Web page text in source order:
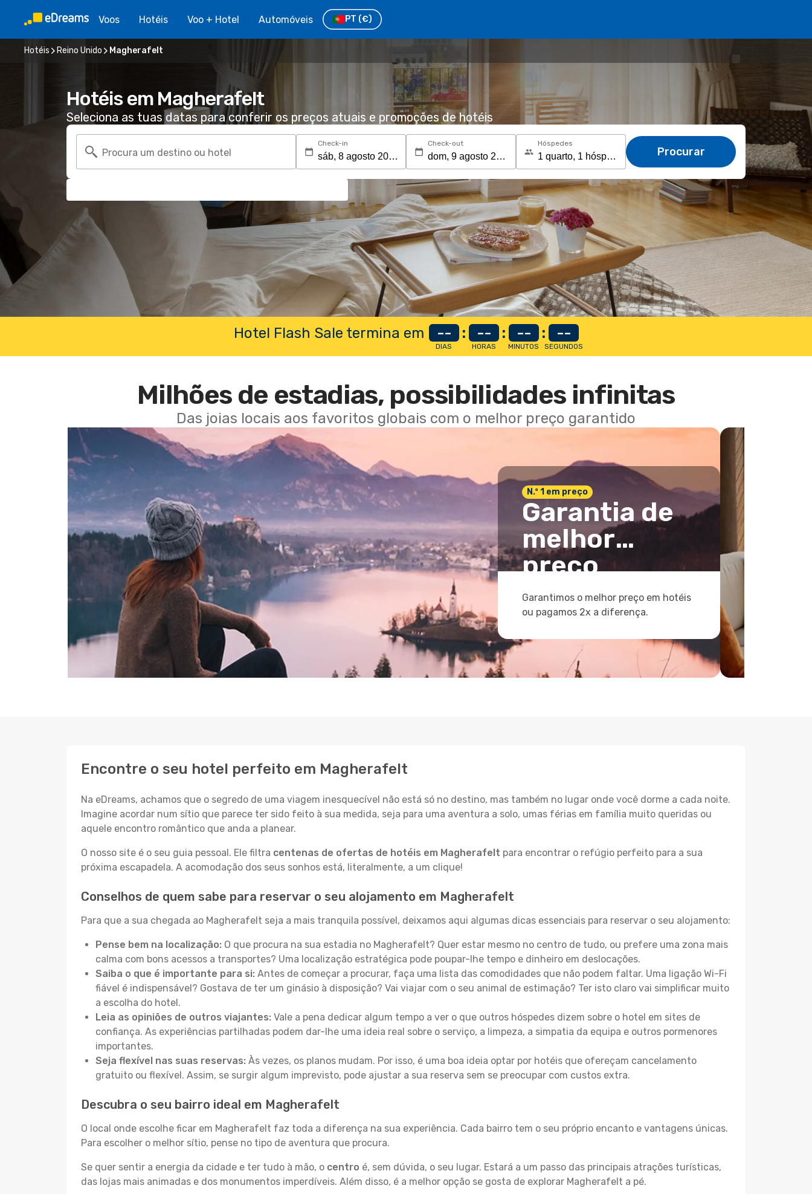
Voos Hotéis Voo + Hotel Automóveis PT (€)
Hotéis Reino Unido Magherafelt
Hotéis em Magherafelt
Seleciona as tuas datas para conferir os preços atuais e promoções de hotéis
Procura um destino ou hotel
Check-in Check-out Hóspedes
Procurar
Hotel Flash Sale termina em --
DIAS
: --
HORAS
: --
MINUTOS
: --
SEGUNDOS
Milhões de estadias, possibilidades infinitas
Das joias locais aos favoritos globais com o melhor preço garantido
N.º 1 em preço
Garantia de
melhor
preço
Garantimos o melhor preço em hotéis
ou pagamos 2x a diferença.
Encontre o seu hotel perfeito em Magherafelt
Na eDreams, achamos que o segredo de uma viagem inesquecível não está só no destino, mas também no lugar onde você dorme a cada noite.
Imagine acordar num sítio que parece ter sido feito à sua medida, seja para uma aventura a solo, umas férias em família muito queridas ou
aquele encontro romântico que anda a planear.
O nosso site é o seu guia pessoal. Ele filtra centenas de ofertas de hotéis em Magherafelt para encontrar o refúgio perfeito para a sua
próxima escapadela. A acomodação dos seus sonhos está, literalmente, a um clique!
Conselhos de quem sabe para reservar o seu alojamento em Magherafelt
Para que a sua chegada ao Magherafelt seja a mais tranquila possível, deixamos aqui algumas dicas essenciais para reservar o seu alojamento:
Pense bem na localização: O que procura na sua estadia no Magherafelt? Quer estar mesmo no centro de tudo, ou prefere uma zona mais
calma com bons acessos a transportes? Uma localização estratégica pode poupar-lhe tempo e dinheiro em deslocações.
Saiba o que é importante para si: Antes de começar a procurar, faça uma lista das comodidades que não podem faltar. Uma ligação Wi-Fi
fiável é indispensável? Gostava de ter um ginásio à disposição? Vai viajar com o seu animal de estimação? Ter isto claro vai simplificar muito
a escolha do hotel.
Leia as opiniões de outros viajantes: Vale a pena dedicar algum tempo a ver o que outros hóspedes dizem sobre o hotel em sites de
confiança. As experiências partilhadas podem dar-lhe uma ideia real sobre o serviço, a limpeza, a simpatia da equipa e outros pormenores
importantes.
Seja flexível nas suas reservas: Às vezes, os planos mudam. Por isso, é uma boa ideia optar por hotéis que ofereçam cancelamento
gratuito ou flexível. Assim, se surgir algum imprevisto, pode ajustar a sua reserva sem se preocupar com custos extra.
Descubra o seu bairro ideal em Magherafelt
O local onde escolhe ficar em Magherafelt faz toda a diferença na sua experiência. Cada bairro tem o seu próprio encanto e vantagens únicas.
Para escolher o melhor sítio, pense no tipo de aventura que procura.
Se quer sentir a energia da cidade e ter tudo à mão, o centro é, sem dúvida, o seu lugar. Estará a um passo das principais atrações turísticas,
das lojas mais animadas e dos monumentos imperdíveis. Além disso, é a melhor opção se gosta de explorar Magherafelt a pé.